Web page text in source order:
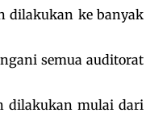
dilakukan ke banyak
semua auditorat
dilakukan mulai dari